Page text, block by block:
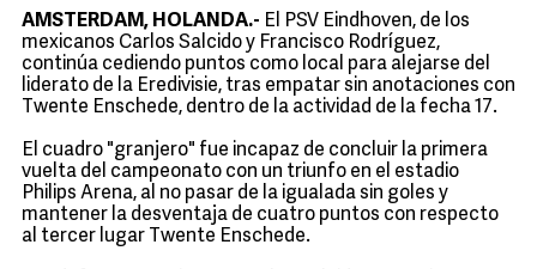
AMSTERDAM, HOLANDA.- El PSV Eindhoven, de los
mexicanos Carlos Salcido y Francisco Rodríguez,
continúa cediendo puntos como local para alejarse del
liderato de la Eredivisie, tras empatar sin anotaciones con
Twente Enschede, dentro de la actividad de la fecha 17.
El cuadro "granjero" fue incapaz de concluir la primera
vuelta del campeonato con un triunfo en el estadio
Philips Arena, al no pasar de la igualada sin goles y
mantener la desventaja de cuatro puntos con respecto
al tercer lugar Twente Enschede.